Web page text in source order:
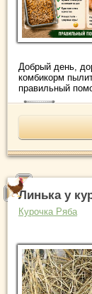
Добрый день,
комбикорм
правильный
Линька у
Курочка Ряба